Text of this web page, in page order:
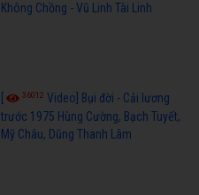
Không Chồng - Vũ Linh Tài Linh
36012 Video] Bụi đời - Cải lương
trước 1975 Hùng Cường, Bạch Tuyết,
Mỹ Châu, Dũng Thanh Lâm